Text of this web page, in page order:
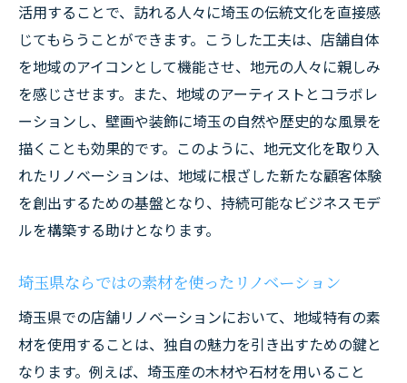
法
地元特産品を活用した店舗リノベーション
埼玉県の人口動態に基づくターゲティング
戦略
SNSを活用した地域密着型の情報発信術
地域住民との信頼関係を構築するコミュニ
ケーション
最新トレンドを取り入れた店舗リノベーション
最新デザイントレンドを反映した店舗改修
ICT技術を活用した次世代店舗リノベーショ
ン
持続可能性を重視したエコリノベーション
活用することで、訪れる人々に埼玉の伝統文化を直接感
じてもらうことができます。こうした工夫は、店舗自体
を地域のアイコンとして機能させ、地元の人々に親しみ
を感じさせます。また、地域のアーティストとコラボレ
ーションし、壁画や装飾に埼玉の自然や歴史的な風景を
描くことも効果的です。このように、地元文化を取り入
れたリノベーションは、地域に根ざした新たな顧客体験
を創出するための基盤となり、持続可能なビジネスモデ
ルを構築する助けとなります。
埼玉県ならではの素材を使ったリノベーション
埼玉県での店舗リノベーションにおいて、地域特有の素
材を使用することは、独自の魅力を引き出すための鍵と
なります。例えば、埼玉産の木材や石材を用いること